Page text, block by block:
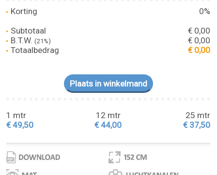
Korting
0%
Subtotaal
€ 0,00
B.T.W.(21%)
€ 0,00
Totaalbedrag
€ 0,00
1 mtr
€ 49,50
12 mtr
€ 44,00
25 mtr
€ 37,50